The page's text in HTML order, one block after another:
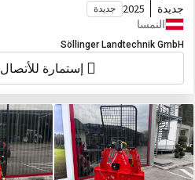
جديدة 2025 جديدة
النمسا
Söllinger Landtechnik GmbH
إستمارة للأتصال